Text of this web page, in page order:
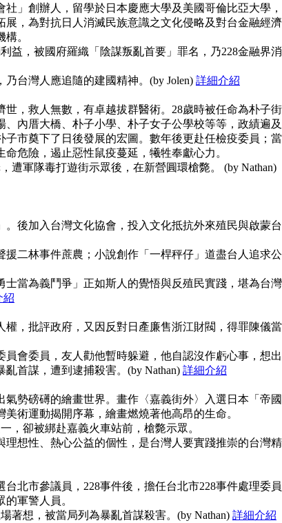
」創辦人，留學於日本慶應大學及美國哥倫比亞大學，
展，為對抗日人消滅民族意識之文化侵略及對台金融經濟
。
益，被國府羅織「陰謀叛亂首要」罪名，乃228金融界消
台灣人應追隨的建國精神。(by Jolen) 詳細介紹
，救人無數，有卓越拔群醫術。28歲時被任命為朴子街
內厝大橋、朴子小學、朴子女子公學校等等，政績遍及
市奠下了日後發展的宏圖。數年後更赴任檢疫委員；當
危險，遏止惡性鼠疫蔓延，犧牲奉獻心力。
遭軍隊毒打遊街示眾後，在新營圓環槍斃。 (by Nathan)
後加入台灣文化協會，投入文化抵抗外來殖民與啟蒙台
二林事件蔗農；小說創作「一桿秤仔」道盡台人追求公
當為義鬥爭」正如斯人的覺悟與反殖民實踐，堪為台灣
紹
權，批評政府，又因反對日產廉售浙江財閥，得罪陳儀當
員會委員，友人勸他暫時躲避，他自認沒作虧心事，想出
首謀，遭到逮捕殺害。(by Nathan) 詳細介紹
勢磅礡的繪畫世界。畫作〈嘉義街外〉入選日本「帝國
術運動揭開序幕，繪畫燃燒著他高昂的生命。
，卻被綁赴嘉義火車站前，槍斃示眾。
想性、熱心公益的個性，是台灣人要實踐推崇的台灣精
北市參議員，228事件後，擔任台北市228事件處理委員
軍警人員。
著想，被當局列為暴亂首謀殺害。(by Nathan) 詳細介紹